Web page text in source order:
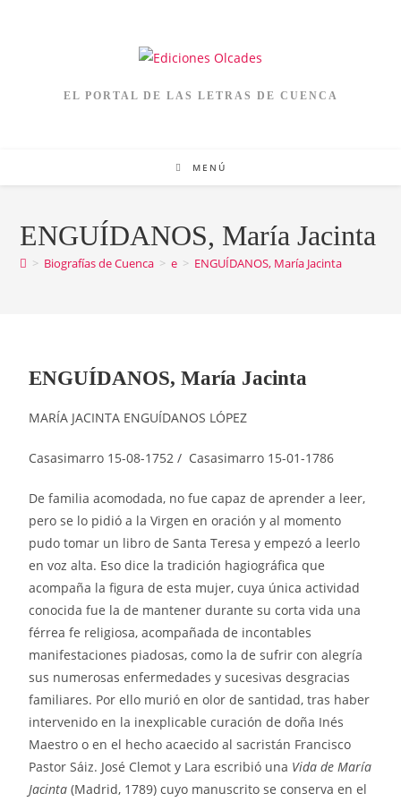
EL PORTAL DE LAS LETRAS DE CUENCA
MENÚ
ENGUÍDANOS, María Jacinta
> Biografías de Cuenca > e > ENGUÍDANOS, María Jacinta
ENGUÍDANOS, María Jacinta
MARÍA JACINTA ENGUÍDANOS LÓPEZ
Casasimarro 15-08-1752 / Casasimarro 15-01-1786
De familia acomodada, no fue capaz de aprender a leer,
pero se lo pidió a la Virgen en oración y al momento
pudo tomar un libro de Santa Teresa y empezó a leerlo
en voz alta. Eso dice la tradición hagiográfica que
acompaña la figura de esta mujer, cuya única actividad
conocida fue la de mantener durante su corta vida una
férrea fe religiosa, acompañada de incontables
manifestaciones piadosas, como la de sufrir con alegría
sus numerosas enfermedades y sucesivas desgracias
familiares. Por ello murió en olor de santidad, tras haber
intervenido en la inexplicable curación de doña Inés
Maestro o en el hecho acaecido al sacristán Francisco
Pastor Sáiz. José Clemot y Lara escribió una Vida de María
Jacinta (Madrid, 1789) cuyo manuscrito se conserva en el